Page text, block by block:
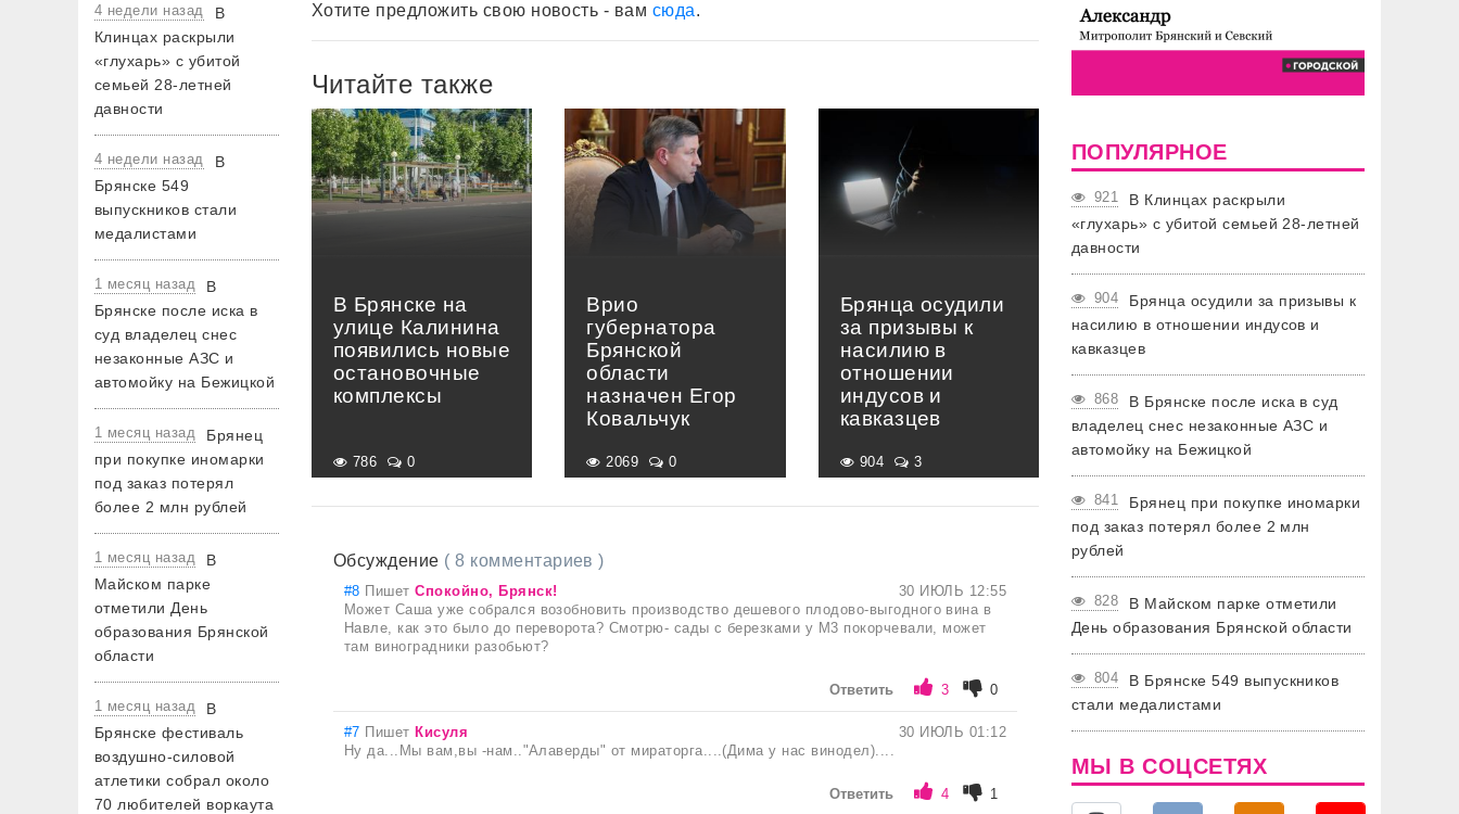
4 недели назад
В
Клинцах раскрыли
«глухарь» с убитой
семьей 28-летней
давности
4 недели назад
В
Брянске 549
выпускников стали
медалистами
1 месяц назад
В
Брянске после иска в
суд владелец снес
незаконные АЗС и
автомойку на Бежицкой
1 месяц назад
Брянец
при покупке иномарки
под заказ потерял
более 2 млн рублей
1 месяц назад
В
Майском парке
отметили День
образования Брянской
области
1 месяц назад
В
Брянске фестиваль
воздушно-силовой
атлетики собрал около
70 любителей воркаута
Хотите предложить свою новость - вам сюда.
Читайте также
В Брянске на
улице Калинина
появились новые
остановочные
комплексы
786 0
Врио
губернатора
Брянской
области
назначен Егор
Ковальчук
2069 0
Брянца осудили
за призывы к
насилию в
отношении
индусов и
кавказцев
904 3
Обсуждение ( 8 комментариев )
#8 ПишетСпокойно, Брянск!
30 ИЮЛЬ 12:55
Может Саша уже собрался возобновить производство дешевого плодово-выгодного вина в
Навле, как это было до переворота? Смотрю- сады с березками у М3 покорчевали, может
там виноградники разобьют?
Ответить 3 0
#7 Пишет Кисуля
30 ИЮЛЬ 01:12
Ну да...Мы вам,вы -нам.."Алаверды" от мираторга....(Дима у нас винодел)....
Ответить 4 1
ПОПУЛЯРНОЕ
921
В Клинцах раскрыли
«глухарь» с убитой семьей 28-летней
давности
904
Брянца осудили за призывы к
насилию в отношении индусов и
кавказцев
868
В Брянске после иска в суд
владелец снес незаконные АЗС и
автомойку на Бежицкой
841
Брянец при покупке иномарки
под заказ потерял более 2 млн
рублей
828
В Майском парке отметили
День образования Брянской области
804
В Брянске 549 выпускников
стали медалистами
МЫ В СОЦСЕТЯХ